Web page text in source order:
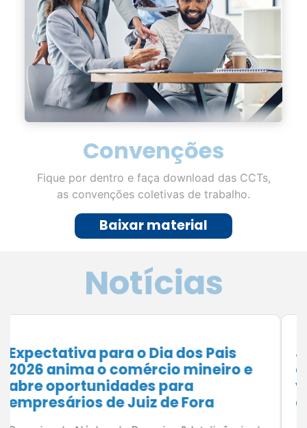
Convenções
Fique por dentro e faça download das CCTs,
as convenções coletivas de trabalho.
Baixar material
Notícias
Julho é o momento de planejar:
como preparar sua empresa para
vender mais no segundo semestre
Com datas estratégicas como Dia dos Pais,
Black Friday e Natal no horizonte, planejamento
é o principal aliado dos empresários do
comércio de Juiz de Fora para aumentar as